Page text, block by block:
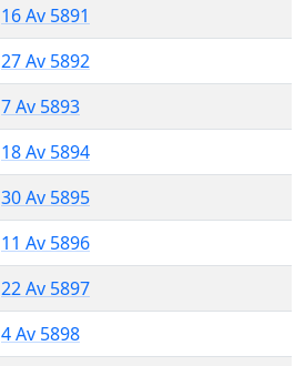
16 Av 5891
27 Av 5892
7 Av 5893
18 Av 5894
30 Av 5895
11 Av 5896
22 Av 5897
4 Av 5898